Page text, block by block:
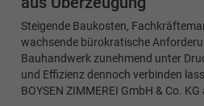
Steigende Baukosten,
wachsende bürokratische
Bauhandwerk zunehmend unter
und Effizienz dennoch verbinden
BOYSEN ZIMMEREI GmbH & Co. KG